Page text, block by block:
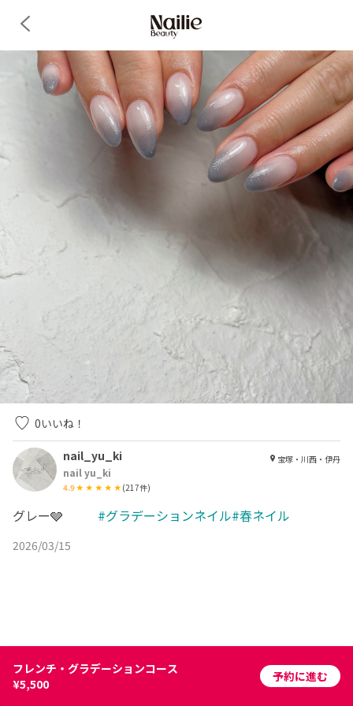
0いいね！
nail_yu_ki
nail yu_ki
4.9 (217件)
宝塚・川西・伊丹
グレー🩶 #グラデーションネイル#春ネイル
2026/03/15
フレンチ・グラデーションコース
¥5,500
予約に進む